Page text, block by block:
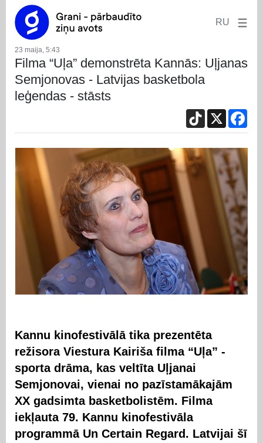
RU
23 maija, 5:43
Filma “Uļa” demonstrēta Kannās: Uļjanas
Semjonovas - Latvijas basketbola
leģendas - stāsts
TikTok
X
Kannu kinofestivālā tika prezentēta
režisora Viestura Kairiša filma “Uļa” -
sporta drāma, kas veltīta Uļjanai
Semjonovai, vienai no pazīstamākajām
XX gadsimta basketbolistēm. Filma
iekļauta 79. Kannu kinofestivāla
programmā Un Certain Regard. Latvijai šī